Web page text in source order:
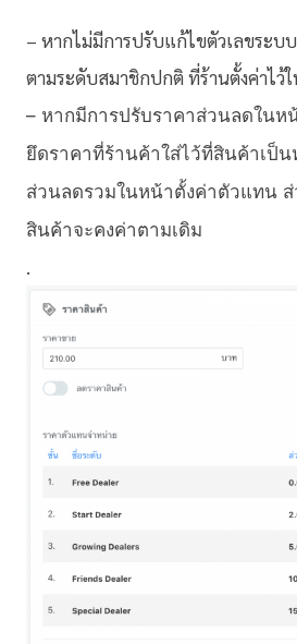
– หากไม่มีการปรับแก้ไขตัวเลขระบบ
ตามระดับสมาชิกปกติ ที่ร้านตั้งค่าไว้
– หากมีการปรับราคาส่วนลดในห
ยึดราคาที่ร้านค้าใส่ไว้ที่สินค้าเป็น
ส่วนลดรวมในหน้าตั้งค่าตัวแทน
สินค้าจะคงค่าตามเดิม
.